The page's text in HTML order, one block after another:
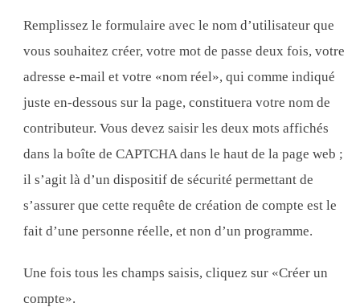
Remplissez le formulaire avec le nom d’utilisateur que
vous souhaitez créer, votre mot de passe deux fois, votre
adresse e-mail et votre «nom réel», qui comme indiqué
juste en-dessous sur la page, constituera votre nom de
contributeur. Vous devez saisir les deux mots affichés
dans la boîte de CAPTCHA dans le haut de la page web ;
il s’agit là d’un dispositif de sécurité permettant de
s’assurer que cette requête de création de compte est le
fait d’une personne réelle, et non d’un programme.
Une fois tous les champs saisis, cliquez sur «Créer un
compte».